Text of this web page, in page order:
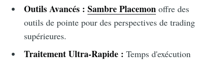
Outils Avancés : Sambre Placemonoffre des
outils de pointe pour des perspectives de trading
supérieures.
Traitement Ultra-Rapide : Temps d'exécution